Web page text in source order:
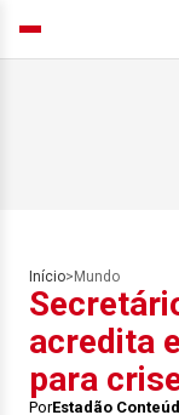
Início> Mundo
acredita
para
PorEstadão